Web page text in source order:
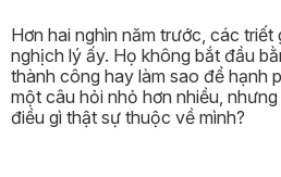
Hơn hai nghìn năm trước, các
nghịch lý ấy. Họ không bắt đầu
thành công hay làm sao để hạnh
một câu hỏi nhỏ hơn nhiều,
điều gì thật sự thuộc về mình?